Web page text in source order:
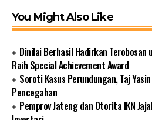
You Might Also Like
Dinilai Berhasil Hadirkan
Raih Special Achievement Award
Soroti Kasus Perundungan, Taj
Pencegahan
Pemprov Jateng dan Otorita IKN